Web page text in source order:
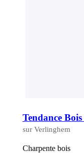
Tendance Bois
sur Verlinghem
Charpente bois